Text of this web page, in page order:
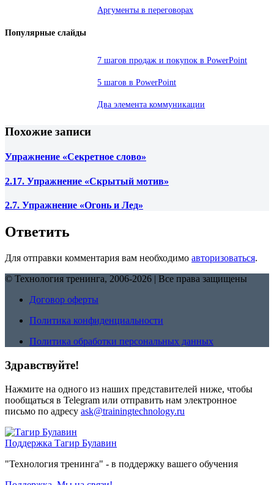
Аргументы в переговорах
Популярные слайды
7 шагов продаж и покупок в PowerPoint
5 шагов в PowerPoint
Два элемента коммуникации
Похожие записи
Упражнение «Секретное слово»
2.17. Упражнение «Скрытый мотив»
2.7. Упражнение «Огонь и Лед»
Ответить
Для отправки комментария вам необходимо авторизоваться.
© Технология тренинга, 2006-2026 | Все права защищены
Договор оферты
Политика конфиденциальности
Политика обработки персональных данных
Здравствуйте!
Нажмите на одного из наших представителей ниже, чтобы
пообщаться в Telegram или отправить нам электронное
письмо по адресу ask@trainingtechnology.ru
Поддержка Тагир Булавин
"Технология тренинга" - в поддержку вашего обучения